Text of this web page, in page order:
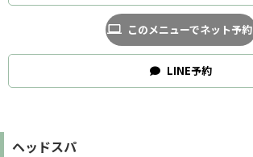
このメニューでネット予約
LINE予約
ヘッドスパ